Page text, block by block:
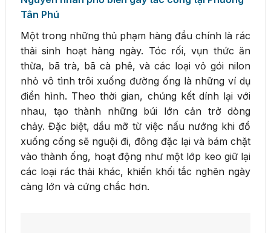
Tân Phú
Một trong những thủ phạm hàng đầu chính là rác
thải sinh hoạt hàng ngày. Tóc rối, vụn thức ăn
thừa, bã trà, bã cà phê, và các loại vỏ gói nilon
nhỏ vô tình trôi xuống đường ống là những ví dụ
điển hình. Theo thời gian, chúng kết dính lại với
nhau, tạo thành những búi lớn cản trở dòng
chảy. Đặc biệt, dầu mỡ từ việc nấu nướng khi đổ
xuống cống sẽ nguội đi, đông đặc lại và bám chặt
vào thành ống, hoạt động như một lớp keo giữ lại
các loại rác thải khác, khiến khối tắc nghẽn ngày
càng lớn và cứng chắc hơn.